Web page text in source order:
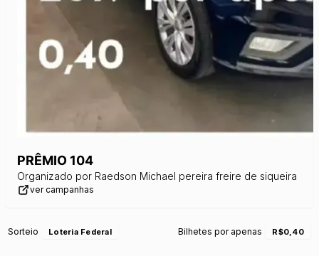
PRÊMIO 104
Organizado por Raedson Michael pereira freire de siqueira
ver campanhas
Sorteio Loteria Federal Bilhetes por apenas R$0,40